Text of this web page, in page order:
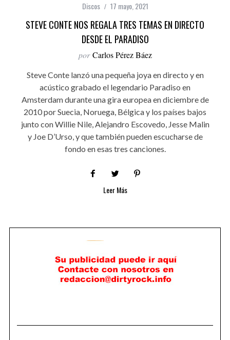
Discos 17 mayo, 2021
STEVE CONTE NOS REGALA TRES TEMAS EN DIRECTO
DESDE EL PARADISO
por Carlos Pérez Báez
Steve Conte lanzó una pequeña joya en directo y en
acústico grabado el legendario Paradiso en
Amsterdam durante una gira europea en diciembre de
2010 por Suecia, Noruega, Bélgica y los países bajos
junto con Willie Nile, Alejandro Escovedo, Jesse Malin
y Joe D’Urso, y que también pueden escucharse de
fondo en esas tres canciones.
Leer Más